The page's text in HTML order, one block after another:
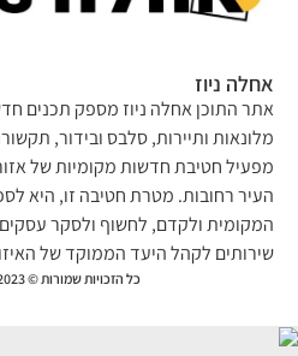
ניוז
התוכן אחלה ניוז מספק תכנים
ותיירות, סלבס ובידור, תקשורת
חטיבת חדשות מקומיות של אזור
רחובות. מטרת חטיבה זו, היא לספק
ולקדם, לחשוף ולסקר עסקים
לקהל היעד הממוקד של האיזור.
כל הזכויות שמורות © 2023 | אחלה NEWS